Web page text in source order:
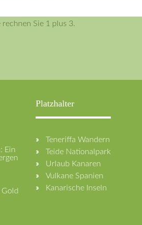
rechnen Sie 1 plus 3.
Ein
Gold
Platzhalter
Teneriffa Wandern
Teide Nationalpark
Urlaub Kanaren
Vulkane Spanien
Kanarische Inseln